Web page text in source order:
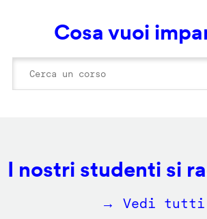
Cosa vuoi
I nostri studenti si
→ Vedi tutti